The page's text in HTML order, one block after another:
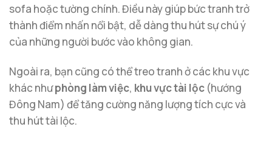
sofa hoặc tường chính. Điều này giúp bức tranh trở
thành điểm nhấn nổi bật, dễ dàng thu hút sự chú ý
của những người bước vào không gian.
Ngoài ra, bạn cũng có thể treo tranh ở các khu vực
khác nhưphòng làm việc, khu vực tài lộc (hướng
Đông Nam) để tăng cường năng lượng tích cực và
thu hút tài lộc.